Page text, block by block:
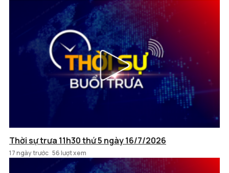
Thời sự trưa 11h30 thứ 5 ngày 16/7/2026
17 ngày trước 56 lượt xem